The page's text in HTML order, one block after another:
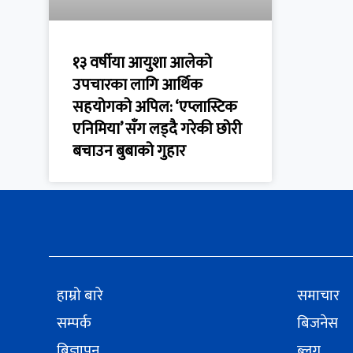
१३ वर्षीया आयुशा आलेको
उपचारका लागि आर्थिक
सहयोगको अपिल: ‘एप्लास्टिक
एनिमिया’ सँग लड्दै गरेकी छोरी
बचाउन बुबाको गुहार
हाम्रो बारे
सम्पर्क
समाचार
बिजनेस